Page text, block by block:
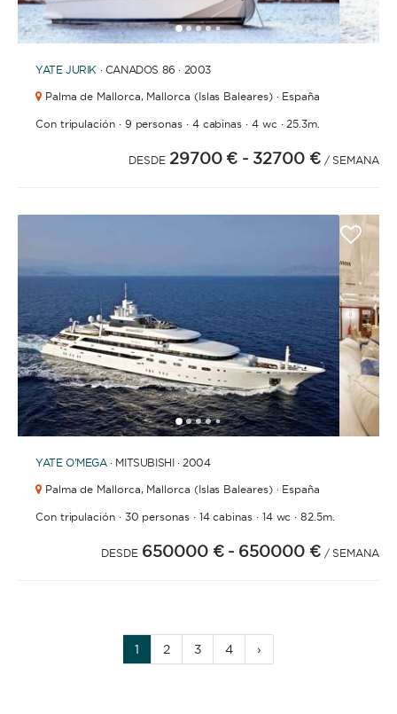
12345 6789101112 131415 1617
YATE JURIK · CANADOS 86 · 2003
Palma de Mallorca, Mallorca (Islas Baleares) · España
Con tripulación· 9 personas· 4 cabinas · 4 wc· 25.3m.
DESDE 29700 € - 32700 € / SEMANA
12345 678910111213141516 1819
YATE O'MEGA· MITSUBISHI · 2004
Palma de Mallorca, Mallorca (Islas Baleares) · España
Con tripulación· 30 personas· 14 cabinas· 14 wc ·82.5m.
DESDE 650000 € - 650000 € / SEMANA
1 2 3 4 ›